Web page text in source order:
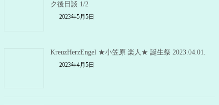
ク後日談 1/2
2023年5月5日
KreuzHerzEngel ★小笠原 楽人★ 誕生祭 2023.04.01.
2023年4月5日